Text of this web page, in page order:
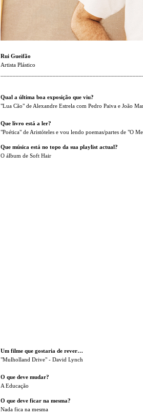
Rui Gueifão
Artista Plástico
Qual a última boa exposição que viu?
"Lua Cão" de Alexandre Estrela com Pedro Paiva e João
Que livro está a ler?
"Poética" de Aristóteles e vou lendo poemas/partes de "O
Que música está no topo da sua playlist actual?
O álbum de Soft Hair
Um filme que gostaria de rever…
"Mulholland Drive" - David Lynch
O que deve mudar?
A Educação
O que deve ficar na mesma?
Nada fica na mesma